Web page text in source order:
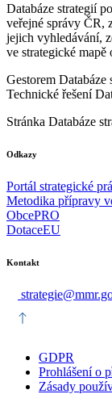
Databáze strategií
veřejné správy ČR,
jejich vyhledávání,
ve strategické mapě
Gestorem Databáze
Technické řešení
Stránka Databáze
Odkazy
Portál strategické
Metodika přípravy
ObcePRO
DotaceEU
Kontakt
GDPR
Prohlášení o
Zásady